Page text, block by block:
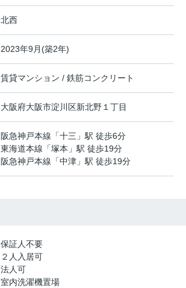
北西
2023年9月(築2年)
賃貸マンション / 鉄筋コンクリート
大阪府大阪市淀川区新北野１丁目
阪急神戸本線 「十三 」駅 徒歩6分
東海道本線 「塚本 」駅 徒歩19分
阪急神戸本線 「中津 」駅 徒歩19分
保証人不要
２人入居可
法人可
室内洗濯機置場